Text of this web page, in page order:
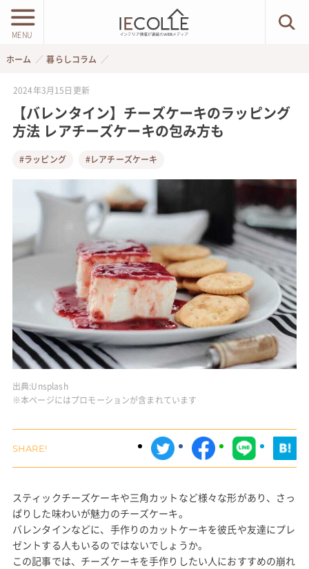
MENU
ホーム 暮らしコラム
2024年3月15日 更新
【バレンタイン】チーズケーキのラッピング
方法 レアチーズケーキの包み方も
#ラッピング #レアチーズケーキ
出典:Unsplash
※本ページにはプロモーションが含まれています
スティックチーズケーキや三角カットなど様々な形があり、さっ
ぱりした味わいが魅力のチーズケーキ。
バレンタインなどに、手作りのカットケーキを彼氏や友達にプレ
ゼントする人もいるのではないでしょうか。
この記事では、チーズケーキを手作りしたい人におすすめの崩れ